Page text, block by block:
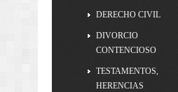
DERECHO CIVIL
DIVORCIO
CONTENCIOSO
TESTAMENTOS,
HERENCIAS